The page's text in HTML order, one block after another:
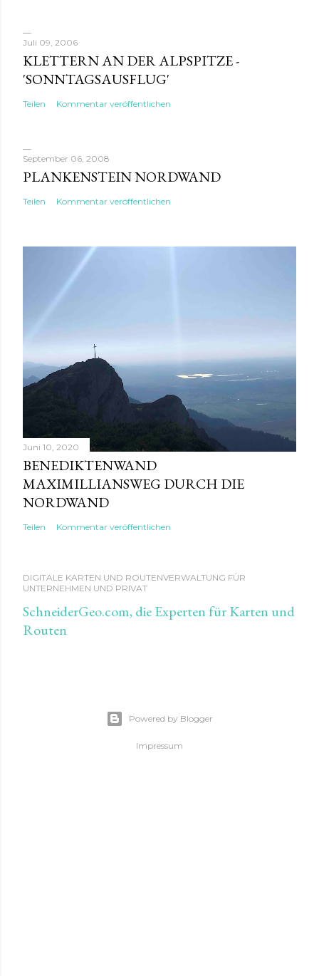
Juli 09, 2006
KLETTERN AN DER ALPSPITZE -
'SONNTAGSAUSFLUG'
Teilen Kommentar veröffentlichen
September 06, 2008
PLANKENSTEIN NORDWAND
Teilen Kommentar veröffentlichen
Juni 10, 2020
BENEDIKTENWAND
MAXIMILLIANSWEG DURCH DIE
NORDWAND
Teilen Kommentar veröffentlichen
DIGITALE KARTEN UND ROUTENVERWALTUNG FÜR
UNTERNEHMEN UND PRIVAT
SchneiderGeo.com, die Experten für Karten und
Routen
Powered by Blogger
Impressum